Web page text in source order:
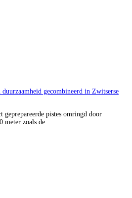
gecombineerd in Zwitserse
pistes omringd door
meter zoals de ...